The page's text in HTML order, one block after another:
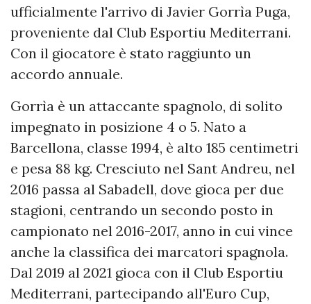
ufficialmente l'arrivo di Javier Gorrìa Puga,
proveniente dal Club Esportiu Mediterrani.
Con il giocatore è stato raggiunto un
accordo annuale.
Gorrìa è un attaccante spagnolo, di solito
impegnato in posizione 4 o 5. Nato a
Barcellona, classe 1994, è alto 185 centimetri
e pesa 88 kg. Cresciuto nel Sant Andreu, nel
2016 passa al Sabadell, dove gioca per due
stagioni, centrando un secondo posto in
campionato nel 2016-2017, anno in cui vince
anche la classifica dei marcatori spagnola.
Dal 2019 al 2021 gioca con il Club Esportiu
Mediterrani, partecipando all'Euro Cup,